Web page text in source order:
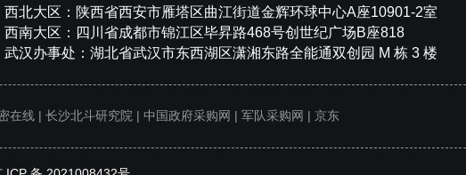
西北大区：陕西省西安市雁塔区曲江街道金辉环球中心A座10901-2室
西南大区：四川省成都市锦江区毕昇路468号创世纪广场B座818
武汉办事处：湖北省武汉市东西湖区潇湘东路全能通双创园 M 栋 3 楼
在线 | 长沙北斗研究院 | 中国政府采购网 | 军队采购网 | 京东